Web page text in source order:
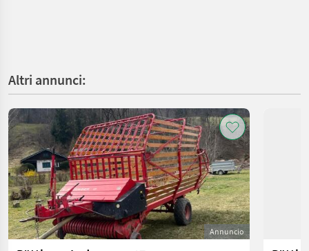
Altri annunci:
Annuncio